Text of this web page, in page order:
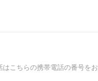
こちらの携帯電話の番号をお